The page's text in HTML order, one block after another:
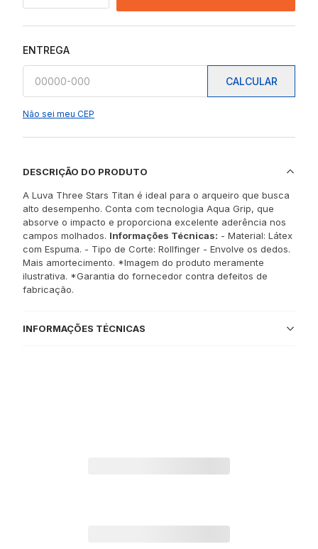
ENTREGA
CALCULAR
Não sei meu CEP
DESCRIÇÃO DO PRODUTO
A Luva Three Stars Titan é ideal para o arqueiro que busca
alto desempenho. Conta com tecnologia Aqua Grip, que
absorve o impacto e proporciona excelente aderência nos
campos molhados. Informações Técnicas: - Material: Látex
com Espuma. - Tipo de Corte: Rollfinger - Envolve os dedos.
Mais amortecimento. *Imagem do produto meramente
ilustrativa. *Garantia do fornecedor contra defeitos de
fabricação.
INFORMAÇÕES TÉCNICAS